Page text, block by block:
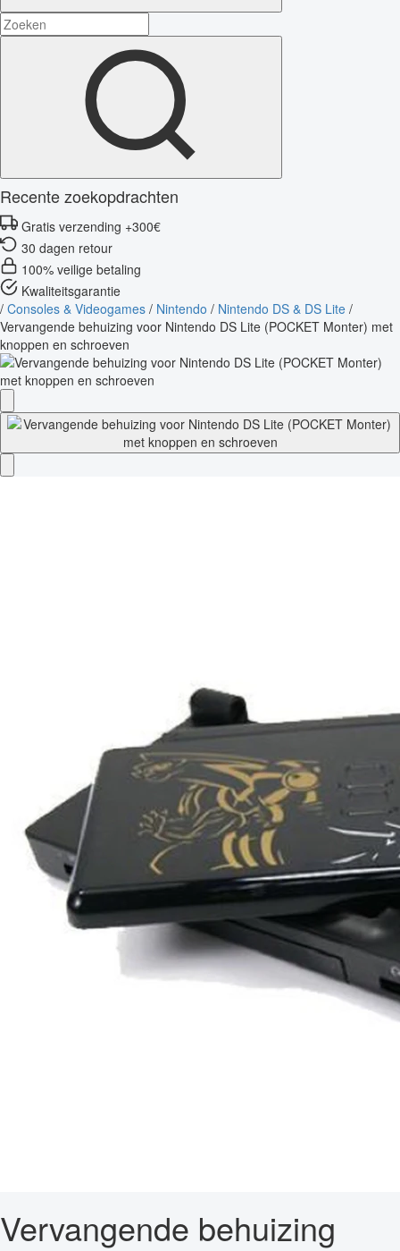
Recente zoekopdrachten
Gratis verzending +300€
30 dagen retour
100% veilige betaling
Kwaliteitsgarantie
/ Consoles & Videogames / Nintendo / Nintendo DS & DS Lite /
Vervangende behuizing voor Nintendo DS Lite (POCKET Monter) met
knoppen en schroeven
Vervangende behuizing